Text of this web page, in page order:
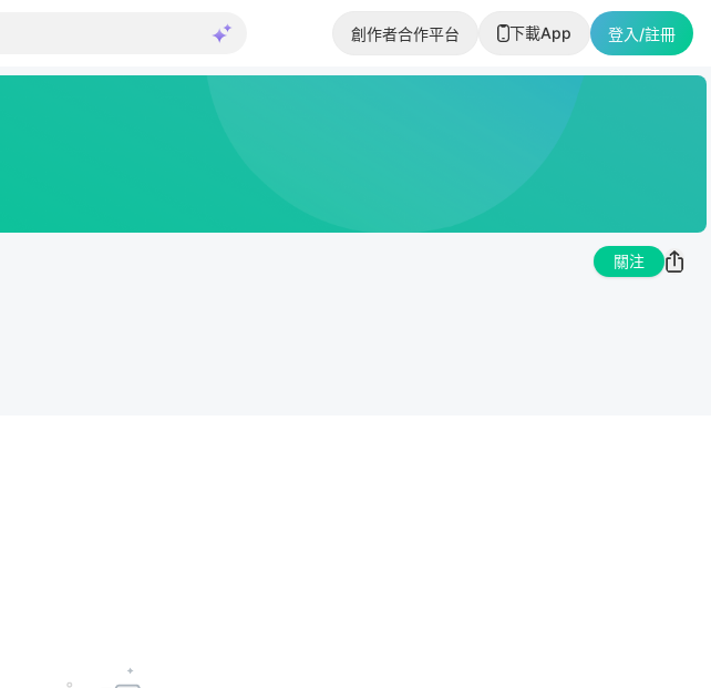
創作者合作平台 下載App 登入/註冊
關注